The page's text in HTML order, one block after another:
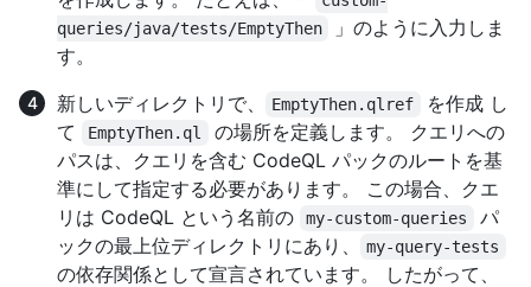
queries/java/tests/EmptyThen
」のように入力しま
す。
新しいディレクトリで、
EmptyThen.qlref
を作成 し
て
EmptyThen.ql
の場所を定義します。 クエリへの
パスは、クエリを含む CodeQL パックのルートを基
準にして指定する必要があります。 この場合、クエ
リは CodeQL という名前の
my-custom-queries
パ
ックの最上位ディレクトリにあり、
my-query-tests
の依存関係として宣言されています。 したがって、